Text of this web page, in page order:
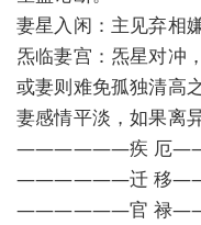
妻星入闲：主见弃相
炁临妻宫：炁星对冲
或妻则难免孤独清高
妻感情平淡，如果离
——————疾 厄
——————迁 移
——————官 禄